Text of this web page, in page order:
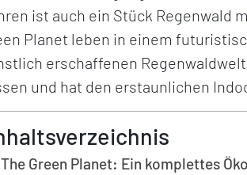
ist auch ein Stück Regenwald
Planet leben in einem
erschaffenen
und hat den erstaunlichen
The Green Planet: Ein komplettes